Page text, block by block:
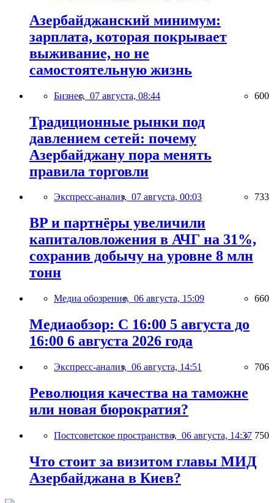
Азербайджанский минимум:
зарплата, которая покрывает
выживание, но не
самостоятельную жизнь
Бизнес, 07 августа, 08:44 600
Традиционные рынки под
давлением сетей: почему
Азербайджану пора менять
правила торговли
Экспресс-анализ, 07 августа, 00:03 733
BP и партнёры увеличили
капиталовложения в АЧГ на 31%,
сохранив добычу на уровне 8 млн
тонн
Медиа обозрение, 06 августа, 15:09 660
Медиаобзор: С 16:00 5 августа до
16:00 6 августа 2026 года
Экспресс-анализ, 06 августа, 14:51 706
Революция качества на таможне
или новая бюрократия?
Постсоветское пространство, 06 августа, 14:37 750
Что стоит за визитом главы МИД
Азербайджана в Киев?